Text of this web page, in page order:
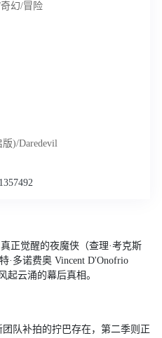
幻/冒险
)/Daredevil
醒的夜魔侠（查理·考克斯
·多诺费奥 Vincent D'Onofrio
起云涌的幕后真相。
队补拍的拧巴存在，第二季则正